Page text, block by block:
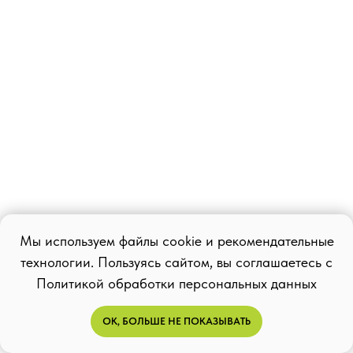
Специалисты
Мы используем файлы cookie и рекомендательные
технологии. Пользуясь сайтом, вы соглашаетесь с
Политикой обработки персональных данных
ОК, БОЛЬШЕ НЕ ПОКАЗЫВАТЬ